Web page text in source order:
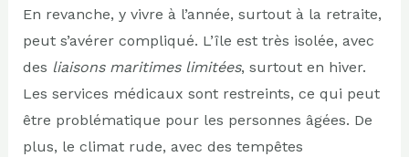
En revanche, y vivre à l’année, surtout à la retraite,
peut s’avérer compliqué. L’île est très isolée, avec
des liaisons maritimes limitées, surtout en hiver.
Les services médicaux sont restreints, ce qui peut
être problématique pour les personnes âgées. De
plus, le climat rude, avec des tempêtes